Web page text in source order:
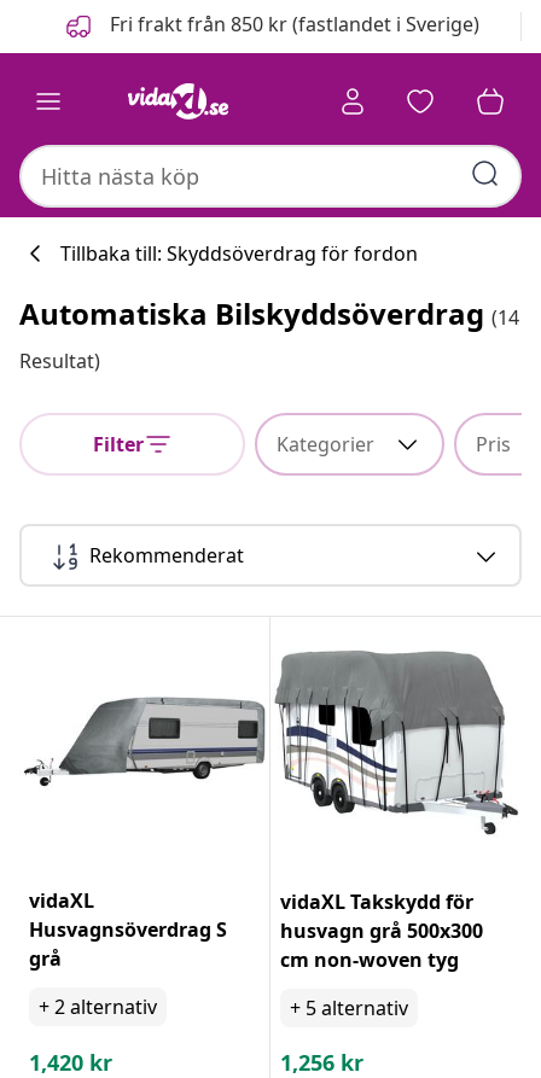
FöregåendeFri frakt från 850 kr (fastlandet i Sverige)
Tillbaka till: Skyddsöverdrag för fordon
Automatiska Bilskyddsöverdrag (14
Resultat)
Filter Kategorier Pris
Rekommenderat
vidaXL
Husvagnsöverdrag S
grå
+2alternativ
1,420 kr
vidaXL Takskydd för
husvagn grå 500x300
cm non-woven tyg
+ 5alternativ
1,256 kr